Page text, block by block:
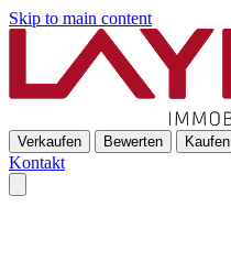
Skip to main content
Verkaufen Bewerten Kaufen
Kontakt